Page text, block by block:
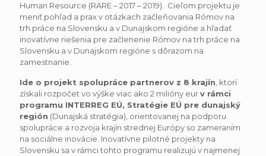
Human Resource (RARE – 2017 – 2019). Cieľom projektu je
meniť pohľad a prax v otázkach začleňovania Rómov na
trh práce na Slovensku a v Dunajskom regióne a hľadať
inovatívne riešenia pre začlenenie Rómov na trh práce na
Slovensku a v Dunajskom regióne s dôrazom na
zamestnanie.
Ide o projekt spolupráce partnerov z 8 krajín , ktorí
získali rozpočet vo výške viac ako 2 milióny eurv rámci
programu INTERREG EÚ, Stratégie EÚ pre dunajský
región (Dunajská stratégia), orientovanej na podporu
spolupráce a rozvoja krajín strednej Európy so zameraním
na sociálne inovácie. Inovatívne pilotné projekty na
Slovensku sa v rámci tohto programu realizujú v najmenej